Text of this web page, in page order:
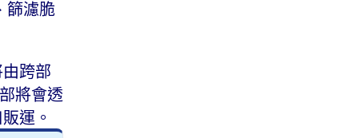
篩濾脆
跨部
將會透
運。